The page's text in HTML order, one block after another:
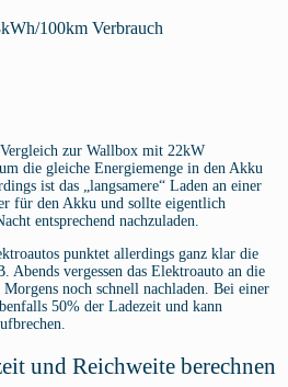
100km Verbrauch
zur Wallbox mit 22kW
die gleiche Energiemenge in den Akku
ist das „langsamere“ Laden an einer
für den Akku und sollte eigentlich
entsprechend nachzuladen.
punktet allerdings ganz klar die
Abends vergessen das Elektroauto an die
noch schnell nachladen. Bei einer
50% der Ladezeit und kann
und Reichweite berechnen